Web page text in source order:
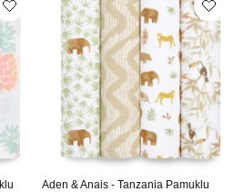
Aden & Anais - Tanzania Pamuklu